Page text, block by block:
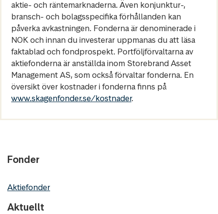
aktie- och räntemarknaderna. Även konjunktur-,
bransch- och bolagsspecifika förhållanden kan
påverka avkastningen. Fonderna är denominerade i
NOK och innan du investerar uppmanas du att läsa
faktablad och fondprospekt. Portföljförvaltarna av
aktiefonderna är anställda inom Storebrand Asset
Management AS, som också förvaltar fonderna. En
översikt över kostnader i fonderna finns på
www.skagenfonder.se/kostnader.
Fonder
Aktiefonder
Aktuellt